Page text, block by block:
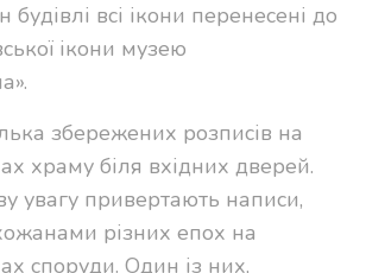
будівлі всі ікони перенесені до
ікони музею
збережених розписів на
храму біля вхідних дверей.
увагу привертають написи,
різних епох на
споруди. Один із них,